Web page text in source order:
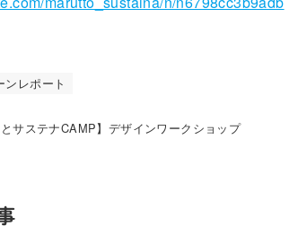
ンレポート
とサステナCAMP】デザインワークショップ